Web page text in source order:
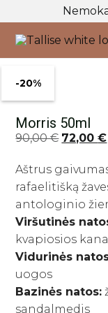
Veido
Visos
Makiažo
Veido
Veido
Veido
Veido
Veido
Veido
Kūno
Visos
Kūno
Kūno
Kūno
Rankų
Intymi
Makiažo
Visos
Makiažo
Makiažo
Birios ir
Veido
Plaukų
Visos
Galvos
Plaukų
Apranga
Apranga
Palaidinės
Naujienos
-20%
Morris 50ml
90,00€ Original
was:
90,00 €.
72,00€
Aštrus
rafaelitišką
antologinio
Viršutinės
kvapiosios
Vidurinės
uogos
Bazinės natos:
sandalmedis